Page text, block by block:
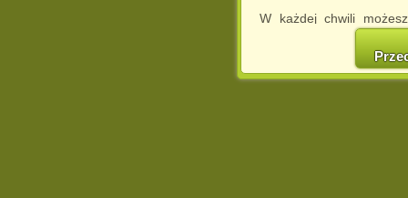
W każdej chwili
cookies w swojej
w naszej
http://chomikuj.pl/